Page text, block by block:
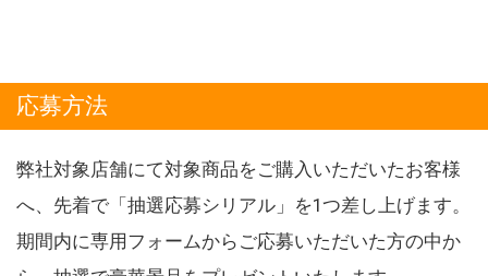
応募方法
弊社対象店舗にて対象商品をご購入いただいたお客様
へ、先着で「抽選応募シリアル」を1つ差し上げます。
期間内に専用フォームからご応募いただいた方の中か